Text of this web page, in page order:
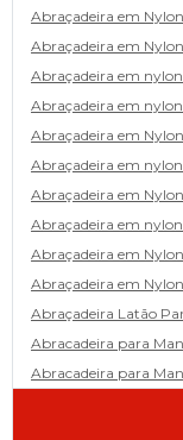
Abraçadeira em
Abraçadeira em
Abraçadeira em
Abraçadeira em
Abraçadeira em
Abraçadeira em
Abraçadeira em
Abraçadeira em
Abraçadeira em
Abraçadeira em
Abraçadeira Latão
Abracadeira para
Abracadeira para
Abracadeira para